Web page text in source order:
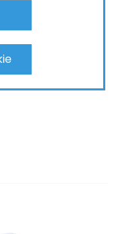
WC